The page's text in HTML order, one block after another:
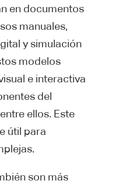
en documentos
manuales,
y simulación
modelos
e interactiva
del
ellos. Este
útil para
son más